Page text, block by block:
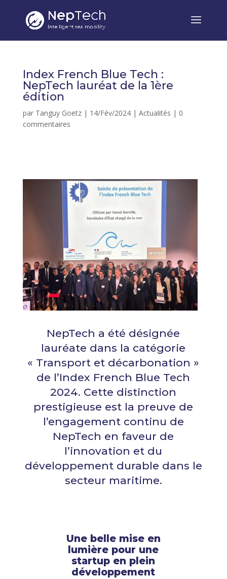
Index French Blue Tech :
NepTech lauréat de la 1ère
édition
par Tanguy Goetz| 14/Fév/2024| Actualités | 0
commentaires
NepTech a été désignée
lauréate dans la catégorie
« Transport et décarbonation »
de l’Index French Blue Tech
2024. Cette distinction
prestigieuse est la preuve de
l’engagement continu de
NepTech en faveur de
l’innovation et du
développement durable dans le
secteur maritime.
Une belle mise en
lumière pour une
startup en plein
développement